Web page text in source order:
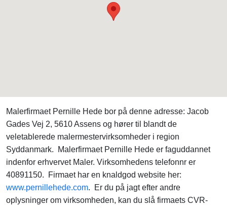
Malerfirmaet Pernille Hede bor på denne adresse: Jacob
Gades Vej 2, 5610 Assens og hører til blandt de
veletablerede malermestervirksomheder i region
Syddanmark. Malerfirmaet Pernille Hede er faguddannet
indenfor erhvervet Maler. Virksomhedens telefonnr er
40891150. Firmaet har en knaldgod website her:
www.pernillehede.com. Er du på jagt efter andre
oplysninger om virksomheden, kan du slå firmaets CVR-